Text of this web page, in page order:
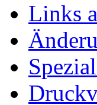
Links